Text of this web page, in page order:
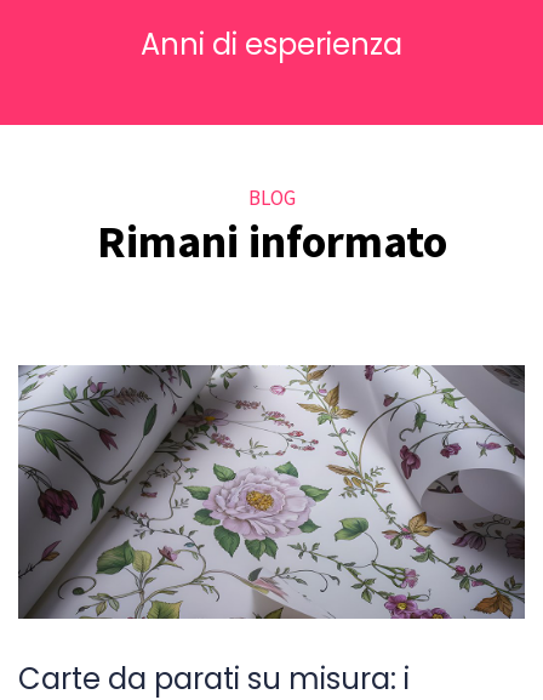
Anni di esperienza
BLOG
Rimani informato
Carte da parati su misura: i